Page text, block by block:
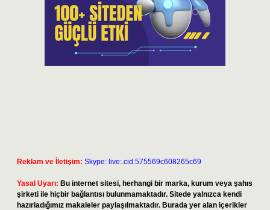
Reklam ve İletişim: Skype: live:.cid.575569c608265c69
Yasal Uyarı: Bu internet sitesi, herhangi bir marka, kurum veya şahıs
şirketi ile hiçbir bağlantısı bulunmamaktadır. Sitede yalnızca kendi
hazırladığımız makaleler paylaşılmaktadır. Burada yer alan içerikler